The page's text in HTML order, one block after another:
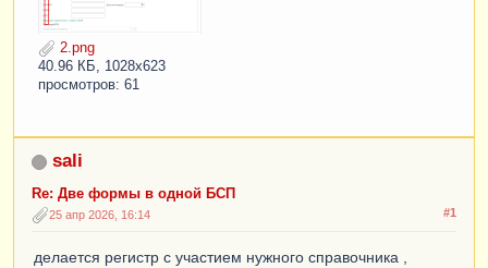
2.png
40.96 КБ, 1028x623
просмотров: 61
sali
Re: Две формы в одной БСП
#1
25 апр 2026, 16:14
делается регистр с участием нужного справочника ,